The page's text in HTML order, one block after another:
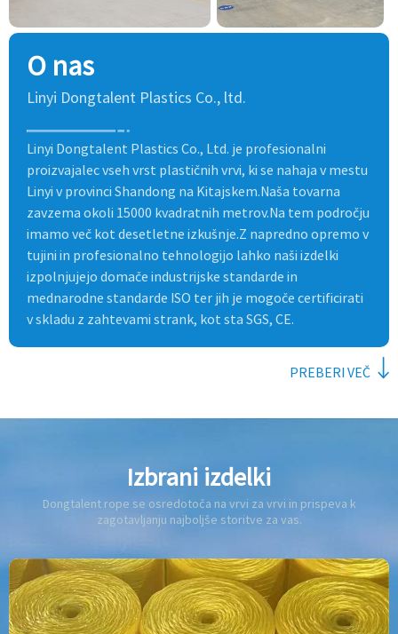
O nas
Linyi Dongtalent Plastics Co., ltd.
Linyi Dongtalent Plastics Co., Ltd. je profesionalni
proizvajalec vseh vrst plastičnih vrvi, ki se nahaja v mestu
Linyi v provinci Shandong na Kitajskem.Naša tovarna
zavzema okoli 15000 kvadratnih metrov.Na tem področju
imamo več kot desetletne izkušnje.Z napredno opremo v
tujini in profesionalno tehnologijo lahko naši izdelki
izpolnjujejo domače industrijske standarde in
mednarodne standarde ISO ter jih je mogoče certificirati
v skladu z zahtevami strank, kot sta SGS, CE.
PREBERI VEČ
Izbrani izdelki
Dongtalent rope se osredotoča na vrvi za vrvi in ​​prispeva k
zagotavljanju najboljše storitve za vas.